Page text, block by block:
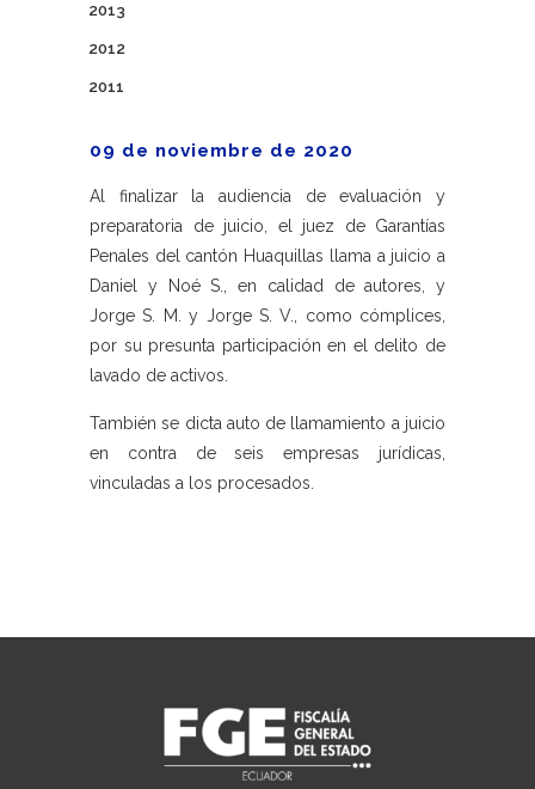
2013
2012
2011
09 de noviembre de 2020
Al finalizar la audiencia de evaluación y
preparatoria de juicio, el juez de Garantías
Penales del cantón Huaquillas llama a juicio a
Daniel y Noé S., en calidad de autores, y
Jorge S. M. y Jorge S. V., como cómplices,
por su presunta participación en el delito de
lavado de activos.
También se dicta auto de llamamiento a juicio
en contra de seis empresas jurídicas,
vinculadas a los procesados.